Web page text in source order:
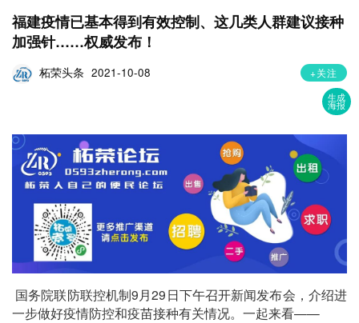
生成
海报
福建疫情已基本得到有效控制、这几类人群建议接种
加强针……权威发布！
柘荣头条 2021-10-08 +关注
国务院联防联控机制9月29日下午召开新闻发布会，介绍进
一步做好疫情防控和疫苗接种有关情况。一起来看——